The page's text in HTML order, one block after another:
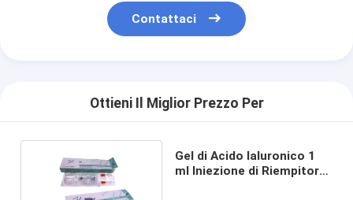
Contattaci
Ottieni Il Miglior Prezzo Per
Gel di Acido Ialuronico 1
ml Iniezione di Riempitore